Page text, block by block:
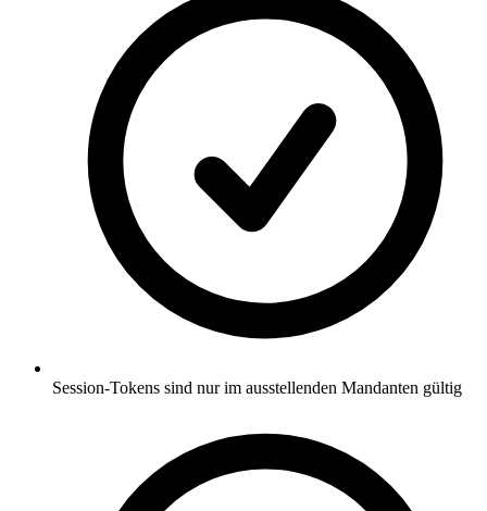
Session-Tokens sind nur im ausstellenden Mandanten gültig